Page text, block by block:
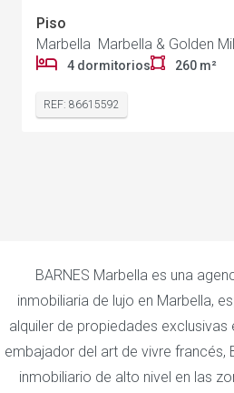
Piso
Marbella Marbella & Golden
4 dormitorios 260 m²
REF: 86615592
BARNES Marbella es una
inmobiliaria de lujo en Marbella,
alquiler de propiedades
embajador del art de vivre francés,
inmobiliario de alto nivel en las